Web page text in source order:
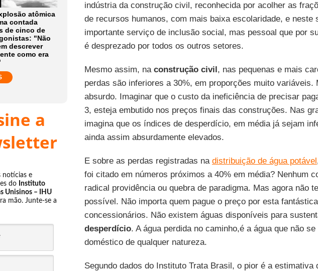
atômica
contada
de cinco de
"Não
descrever
como era
a
notícias e
do Instituto
Unisinos – IHU
mão. Junte-se a
indústria da construção civil, reconhecida por acolher as
de recursos humanos, com mais baixa escolaridade, e neste
importante serviço de inclusão social, mas pessoal que por
é desprezado por todos os outros setores.
Mesmo assim, na construção civil, nas pequenas e mais
perdas são inferiores a 30%, em proporções muito variáveis.
absurdo. Imaginar que o custo da ineficiência de precisar
3, esteja embutido nos preços finais das construções. Nas
imagina que os índices de desperdício, em média já sejam
ainda assim absurdamente elevados.
E sobre as perdas registradas na distribuição de água potável
foi citado em números próximos a 40% em média? Nenhum
radical providência ou quebra de paradigma. Mas agora não
possível. Não importa quem pague o preço por esta
concessionários. Não existem águas disponíveis para
desperdício. A água perdida no caminho,é a água que não
doméstico de qualquer natureza.
Segundo dados do Instituto Trata Brasil, o pior é a estimativa